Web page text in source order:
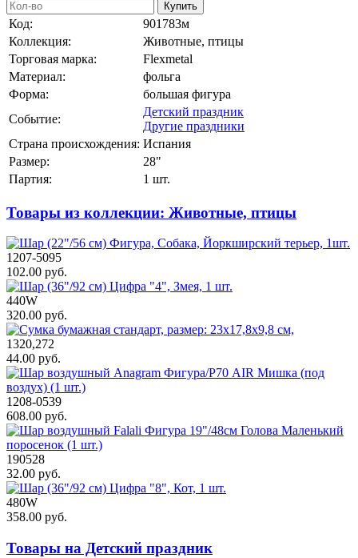
Купить
Код:
901783м
Коллекция:
Животные, птицы
Торговая марка:
Flexmetal
Материал:
фольга
Форма:
большая фигура
Событие:
Детский праздник
Другие праздники
Страна происхождения: Испания
Размер:
28"
Партия:
1 шт.
Товары из коллекции: Животные, птицы
1207-5095
102.00 руб.
440W
320.00 руб.
1320,272
44.00 руб.
1208-0539
608.00 руб.
190528
32.00 руб.
480W
358.00 руб.
Товары на Детский праздник